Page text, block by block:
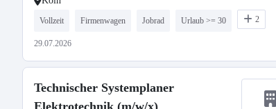
Vollzeit Firmenwagen Jobrad Urlaub >= 30 2
29.07.2026
Technischer Systemplaner
Elektrotechnik (m/w/x)